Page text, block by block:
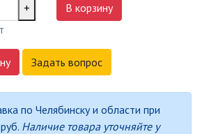
САДОВЫЕ ФАСАДНЫЕ
СВЕТИЛЬНИКИ ДЛЯ РОСТА
РАСТЕНИЙ (ФИТОСВЕТИЛЬНИКИ)
ЭЛЕКТРОМОНТАЖА
+
В корзину
Задать вопрос
по Челябинску и области при
Наличие товара уточняйте у